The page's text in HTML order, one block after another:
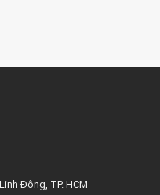
Đông, TP. HCM